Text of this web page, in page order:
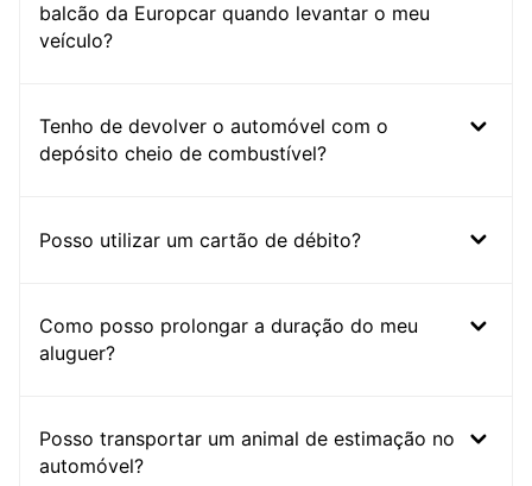
balcão da Europcar quando levantar o meu
veículo?
Tenho de devolver o automóvel com o
depósito cheio de combustível?
Posso utilizar um cartão de débito?
Como posso prolongar a duração do meu
aluguer?
Posso transportar um animal de estimação no
automóvel?